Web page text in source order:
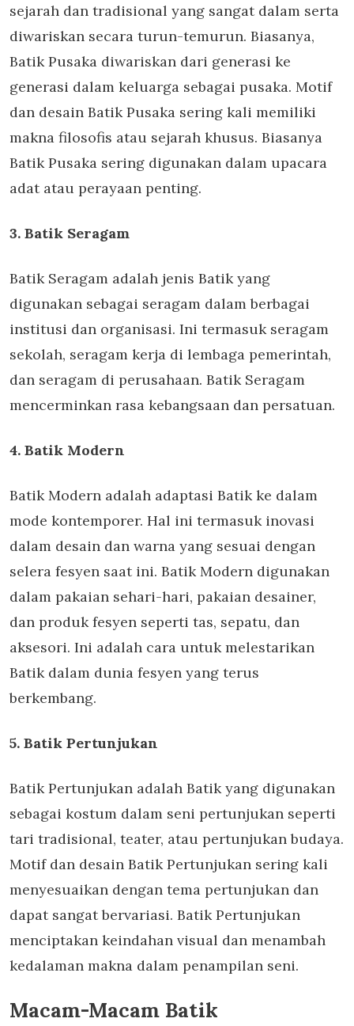
sejarah dan tradisional yang sangat dalam serta
diwariskan secara turun-temurun. Biasanya,
Batik Pusaka diwariskan dari generasi ke
generasi dalam keluarga sebagai pusaka. Motif
dan desain Batik Pusaka sering kali memiliki
makna filosofis atau sejarah khusus. Biasanya
Batik Pusaka sering digunakan dalam upacara
adat atau perayaan penting.
3. Batik Seragam
Batik Seragam adalah jenis Batik yang
digunakan sebagai seragam dalam berbagai
institusi dan organisasi. Ini termasuk seragam
sekolah, seragam kerja di lembaga pemerintah,
dan seragam di perusahaan. Batik Seragam
mencerminkan rasa kebangsaan dan persatuan.
4. Batik Modern
Batik Modern adalah adaptasi Batik ke dalam
mode kontemporer. Hal ini termasuk inovasi
dalam desain dan warna yang sesuai dengan
selera fesyen saat ini. Batik Modern digunakan
dalam pakaian sehari-hari, pakaian desainer,
dan produk fesyen seperti tas, sepatu, dan
aksesori. Ini adalah cara untuk melestarikan
Batik dalam dunia fesyen yang terus
berkembang.
5. Batik Pertunjukan
Batik Pertunjukan adalah Batik yang digunakan
sebagai kostum dalam seni pertunjukan seperti
tari tradisional, teater, atau pertunjukan budaya.
Motif dan desain Batik Pertunjukan sering kali
menyesuaikan dengan tema pertunjukan dan
dapat sangat bervariasi. Batik Pertunjukan
menciptakan keindahan visual dan menambah
kedalaman makna dalam penampilan seni.
Macam-Macam Batik